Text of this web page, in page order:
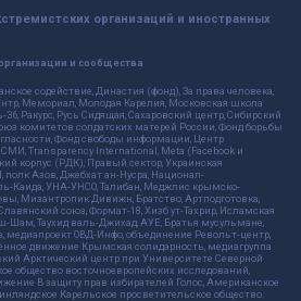
организаций и иностранных
и сообщества
содействие, Династия (фонд), За права человека,
Мемориал, Молодая Карелия, Московская школа
Ракурс, Русь Сидящая, Сахаровский центр, Сибирский
комитетов солдатских матерей России, Фонд борьбы
Фонд свободы информации, Центр
Transparency International, Meta (Facebook и
корпус (РДК), Правый сектор, Украинская
Азов, Джебхат ан-Нусра, Национал-
Каида, УНА-УНСО, Талибан, Меджлис крымско-
Мизантропик Дивижн, Братство, Артподготовка,
союз, Формат-18, Хизб ут-Тахрир, Исламская
Шам, Таухид валь-Джихад, АУЕ, Братья мусульмане,
медиапроект ОВД-Инфо, объединение Револьт-центр,
движение Крымская солидарность, медиагруппа
Арктический центр при Университете Северной
общество восточноевропейских исследований,
В защиту прав избирателей Голос, Американское
Карельское просветительское общество.